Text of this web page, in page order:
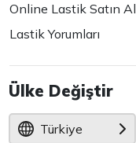
Online Lastik Satın Al
Lastik Yorumları
Ülke Değiştir
Türkiye